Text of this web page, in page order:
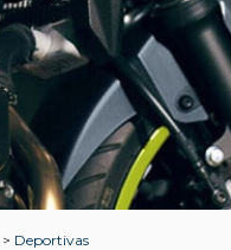
> Deportivas